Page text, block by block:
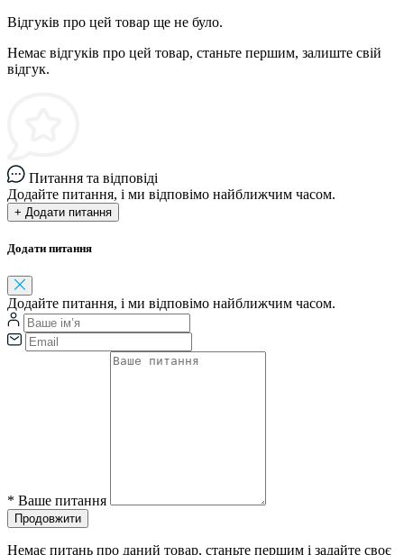
Відгуків про цей товар ще не було.
Немає відгуків про цей товар, станьте першим, залиште свій
відгук.
Питання та відповіді
Додайте питання, і ми відповімо найближчим часом.
+ Додати питання
Додати питання
Додайте питання, і ми відповімо найближчим часом.
* Ваше питання
Продовжити
Немає питань про даний товар, станьте першим і задайте своє